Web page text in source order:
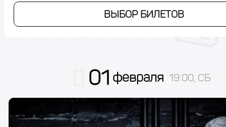
ВЫБОР БИЛЕТОВ
01 февраля 19:00, СБ